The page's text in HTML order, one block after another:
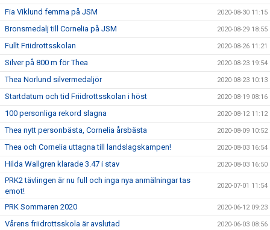
Fia Viklund femma på JSM 2020-08-30 11:15
Bronsmedalj till Cornelia på JSM 2020-08-29 18:55
Fullt Friidrottsskolan 2020-08-26 11:21
Silver på 800 m för Thea 2020-08-23 19:54
Thea Norlund silvermedaljör 2020-08-23 10:13
Startdatum och tid Friidrottsskolan i höst 2020-08-19 08:16
100 personliga rekord slagna 2020-08-12 11:12
Thea nytt personbästa, Cornelia årsbästa 2020-08-09 10:52
Thea och Cornelia uttagna till landslagskampen! 2020-08-03 16:54
Hilda Wallgren klarade 3.47 i stav 2020-08-03 16:50
PRK2 tävlingen är nu full och inga nya anmälningar tas
emot!
2020-07-01 11:54
PRK Sommaren 2020 2020-06-12 09:23
Vårens friidrottsskola är avslutad 2020-06-03 08:56